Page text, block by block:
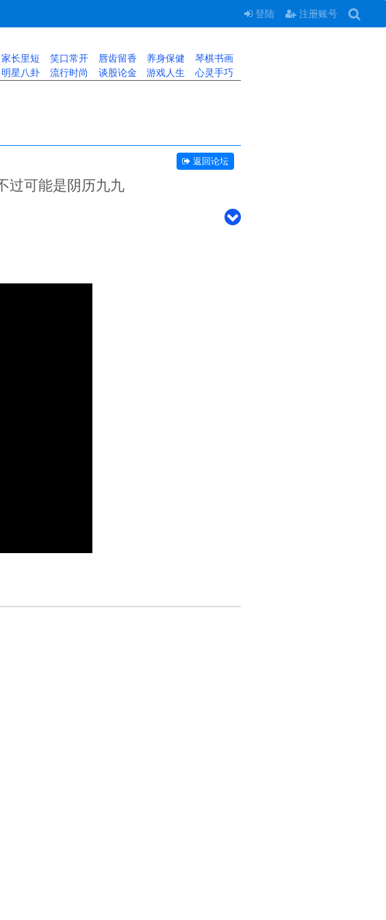
登陆 注册账号
家长里短 笑口常开 唇齿留香 养身保健
琴棋书画
明星八卦 流行时尚 谈股论金 游戏人生 心灵手巧
返回论坛
过可能是阴历九九